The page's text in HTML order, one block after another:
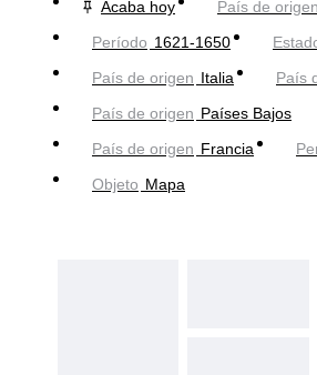
Acaba hoy
País de origen
Período 1621-1650
País de origen Italia País
País de origen Países Bajos
País de origen Francia
Objeto Mapa